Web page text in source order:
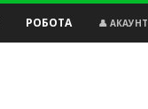
РОБОТА 👤 АКАУНТ